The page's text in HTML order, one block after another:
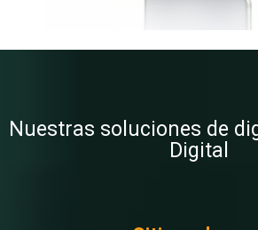
Nuestras soluciones de
Digital